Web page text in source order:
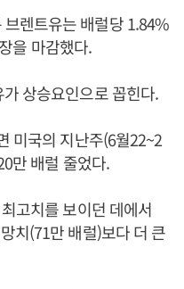
렌트유는 배럴당 1.84%
을 마감했다.
상승요인으로 꼽힌다.
미국의 지난주(6월22~2
만 배럴 줄었다.
고치를 보이던 데에서
치(71만 배럴)보다 더 큰